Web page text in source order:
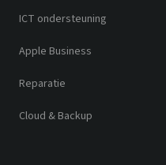
ICT ondersteuning
Apple Business
Reparatie
Cloud & Backup